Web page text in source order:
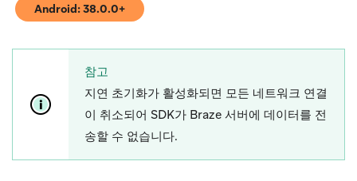
Android: 38.0.0+
(opens in new tab)
참고
지연 초기화가 활성화되면 모든 네트워크 연결
이 취소되어 SDK가 Braze 서버에 데이터를 전
송할 수 없습니다.